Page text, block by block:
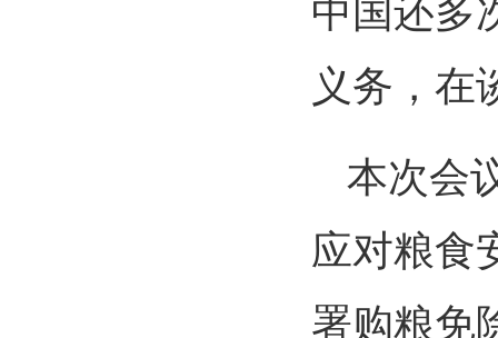
中国还多
义务，在
本次会
应对粮食
署购粮免